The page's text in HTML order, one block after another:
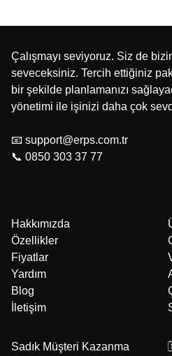
Çalışmayı seviyoruz. Siz de
seveceksiniz. Tercih ettiğiniz
bir şekilde planlamanızı
yönetimi ile işinizi daha çok
📧 support@erps.com.tr
📞 0850 303 37 77
Hakkımızda
Özellikler
Fiyatlar
Yardım
Blog
İletişim
Sadık Müşteri Kazanma